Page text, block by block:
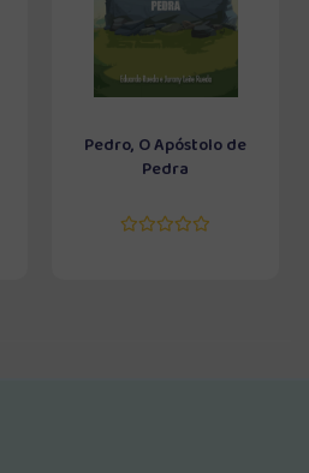
Pedro, O Apóstolo de
Pedra